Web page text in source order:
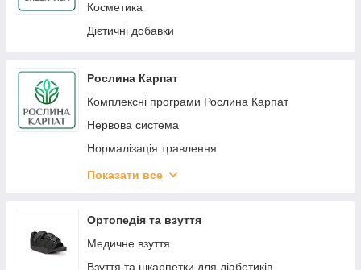
Косметика
Дієтичні добавки
Рослина Карпат
Комплексні програми Рослина Карпат
Нервова система
Нормалізація травлення
ЕКО_ ДІМ
КОСМІТИЧНІ БАЛЬЗАМІ
ЗДОРОВ'Я
Показати все
Ортопедія та взуття
Медичне взуття
Взуття та шкарпетки для діабетиків